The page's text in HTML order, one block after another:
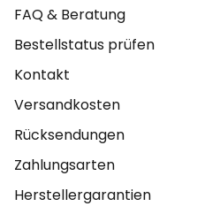
FAQ & Beratung
Bestellstatus prüfen
Kontakt
Versandkosten
Rücksendungen
Zahlungsarten
Herstellergarantien